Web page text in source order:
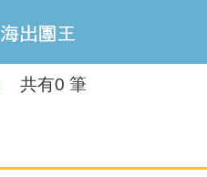
共有0 筆